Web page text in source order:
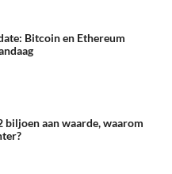
Bitcoin en Ethereum
biljoen aan waarde, waarom